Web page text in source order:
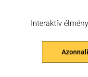
Interaktív